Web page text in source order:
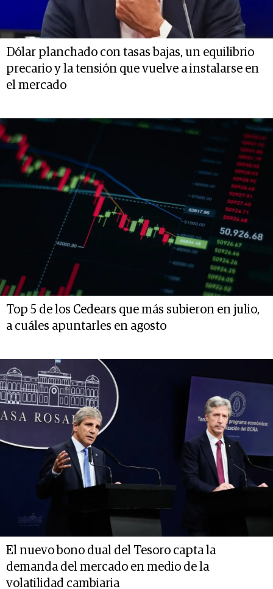
Dólar planchado con tasas bajas, un equilibrio
precario y la tensión que vuelve a instalarse en
el mercado
Top 5 de los Cedears que más subieron en julio,
a cuáles apuntarles en agosto
El nuevo bono dual del Tesoro capta la
demanda del mercado en medio de la
volatilidad cambiaria